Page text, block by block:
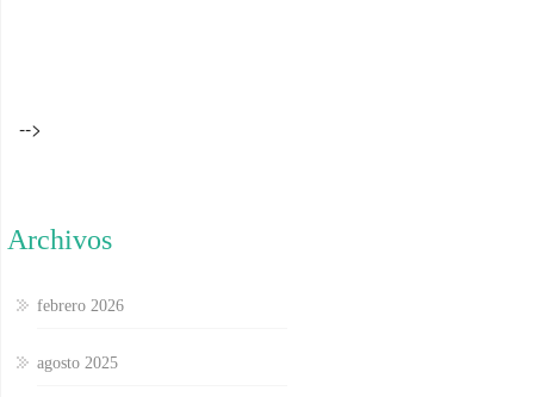
-->
Archivos
febrero 2026
agosto 2025